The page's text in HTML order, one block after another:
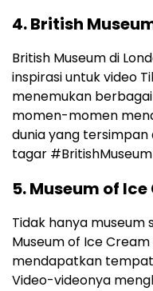
4. British
British Museum di
inspirasi untuk video
menemukan
momen-momen
dunia yang tersimpan
tagar #BritishMuseum
5. Museum of
Tidak hanya museum
Museum of Ice
mendapatkan tempat
Video-videonya